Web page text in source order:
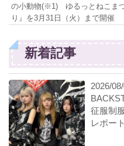
の小動物(※1) ゆるっとねこま
り』を3月31日（火）まで開催
新着記事
2026/
征服制
レポー